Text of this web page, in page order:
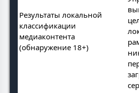
Результаты локальной
классификации
медиаконтента
(обнаружение 18+)